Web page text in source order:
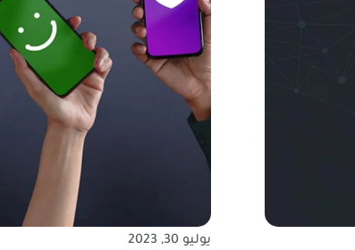
يوليو 30, 2023